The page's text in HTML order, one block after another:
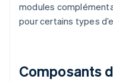
modules
pour certains types
Composants